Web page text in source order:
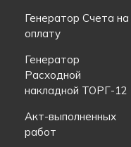
Генератор Счета на
оплату
Генератор
Расходной
накладной ТОРГ-12
Акт-выполненных
работ